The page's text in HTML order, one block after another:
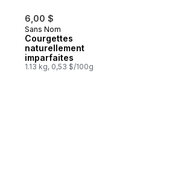
6,00 $
Sans Nom
Courgettes
naturellement
imparfaites
1.13 kg, 0,53 $/100g